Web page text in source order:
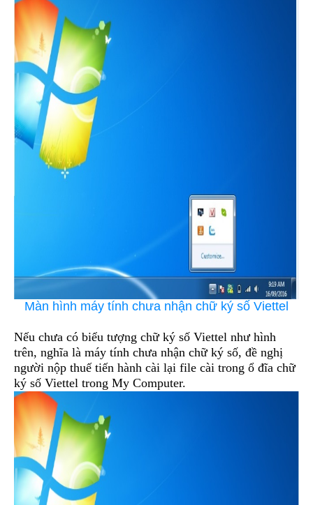
Màn hình máy tính chưa nhận chữ ký số Viettel
Nếu chưa có biểu tượng chữ ký số Viettel như hình
trên, nghĩa là máy tính chưa nhận chữ ký số, đề nghị
người nộp thuế tiến hành cài lại file cài trong ổ đĩa chữ
ký số Viettel trong My Computer.